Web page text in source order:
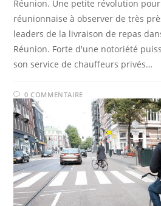
Réunion. Une petite révolution
réunionnaise à observer de très
leaders de la livraison de repas
Réunion. Forte d'une notoriété
son service de chauffeurs privés…
0 COMMENTAIRE